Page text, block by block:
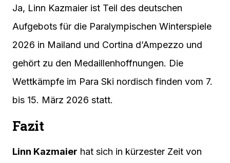
Ja, Linn Kazmaier ist Teil des deutschen
Aufgebots für die Paralympischen Winterspiele
2026 in Mailand und Cortina d’Ampezzo und
gehört zu den Medaillenhoffnungen. Die
Wettkämpfe im Para Ski nordisch finden vom 7.
bis 15. März 2026 statt.
Fazit
Linn Kazmaier hat sich in kürzester Zeit von